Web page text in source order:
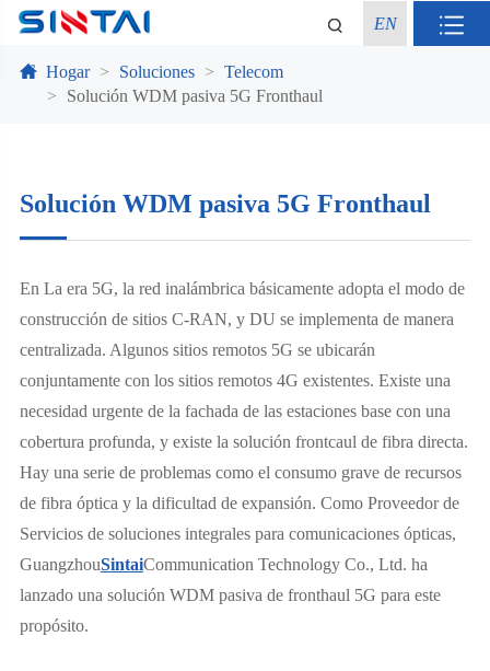
EN
Hogar Soluciones
Telecom
Solución WDM pasiva 5G Fronthaul
Solución WDM pasiva 5G Fronthaul
En La era 5G, la red inalámbrica básicamente adopta el modo de
construcción de sitios C-RAN, y DU se implementa de manera
centralizada. Algunos sitios remotos 5G se ubicarán
conjuntamente con los sitios remotos 4G existentes. Existe una
necesidad urgente de la fachada de las estaciones base con una
cobertura profunda, y existe la solución frontcaul de fibra directa.
Hay una serie de problemas como el consumo grave de recursos
de fibra óptica y la dificultad de expansión. Como Proveedor de
Servicios de soluciones integrales para comunicaciones ópticas,
GuangzhouSintaiCommunication Technology Co., Ltd. ha
lanzado una solución WDM pasiva de fronthaul 5G para este
propósito.